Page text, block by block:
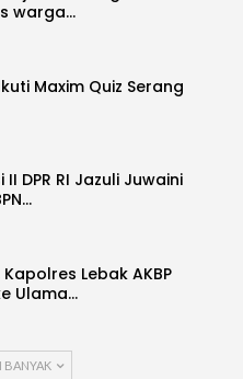
warga…
Maxim Quiz Serang
DPR RI Jazuli Juwaini
Lebak AKBP
Ulama…
BANYAK